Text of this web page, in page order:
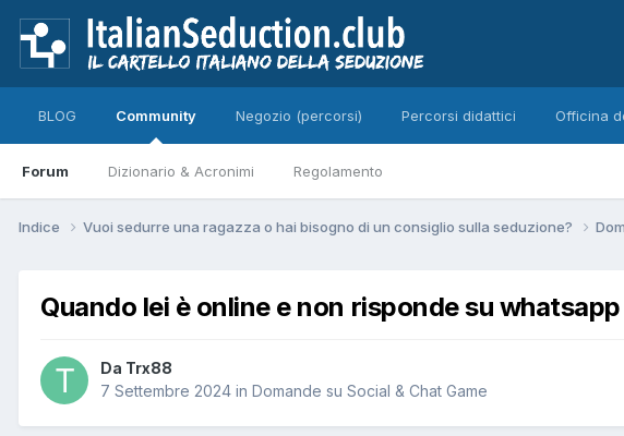
BLOG Community
Forum Dizionario & Acronimi Regolamento
Negozio (percorsi) Percorsi didattici Officina
Indice Vuoi sedurre una ragazza o hai bisogno di un consiglio sulla seduzione?
Quando lei è online e non risponde su whatsapp
Da Trx88
7 Settembre 2024 in Domande su Social & Chat Game